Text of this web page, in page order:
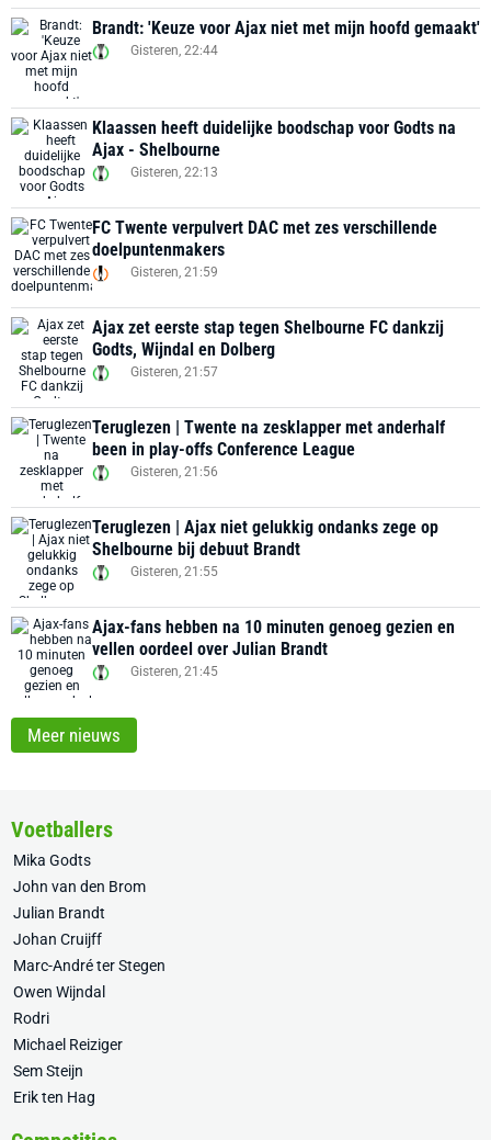
Brandt: 'Keuze voor Ajax niet met mijn hoofd gemaakt'
Gisteren, 22:44
Klaassen heeft duidelijke boodschap voor Godts na
Ajax - Shelbourne
Gisteren, 22:13
FC Twente verpulvert DAC met zes verschillende
doelpuntenmakers
Gisteren, 21:59
Ajax zet eerste stap tegen Shelbourne FC dankzij
Godts, Wijndal en Dolberg
Gisteren, 21:57
Teruglezen | Twente na zesklapper met anderhalf
been in play-offs Conference League
Gisteren, 21:56
Teruglezen | Ajax niet gelukkig ondanks zege op
Shelbourne bij debuut Brandt
Gisteren, 21:55
Ajax-fans hebben na 10 minuten genoeg gezien en
vellen oordeel over Julian Brandt
Gisteren, 21:45
Meer nieuws
Voetballers
Mika Godts
John van den Brom
Julian Brandt
Johan Cruijff
Marc-André ter Stegen
Owen Wijndal
Rodri
Michael Reiziger
Sem Steijn
Erik ten Hag